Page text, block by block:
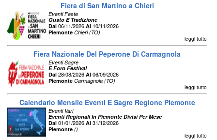
Fiera di San Martino a Chieri
Eventi Feste
Gusto E Tradizione
Dal 06/11/2026 Al 10/11/2026
Piemonte Chieri (TO)
leggi tutto
Fiera Nazionale Del Peperone Di Carmagnola
Eventi Sagre
E Foro Festival
Dal 28/08/2026 Al 06/09/2026
Piemonte Carmagnola (TO)
leggi tutto
Calendario Mensile Eventi E Sagre Regione Piemonte
Eventi Vari
Eventi Regionali In Piemonte Divisi Per Mese
Dal 01/01/2026 Al 31/12/2026
Piemonte ()
leggi tutto